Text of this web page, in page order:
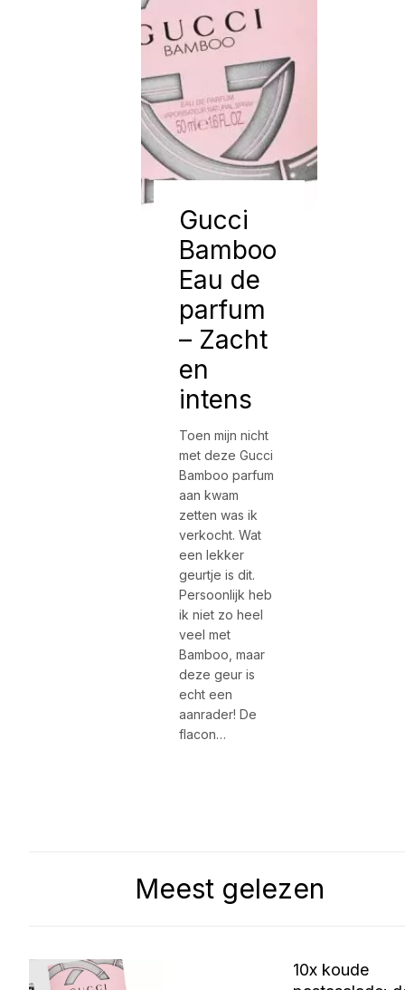
Gucci
Bamboo
Eau de
parfum
– Zacht
en
intens
Toen mijn nicht
met deze Gucci
Bamboo parfum
aan kwam
zetten was ik
verkocht. Wat
een lekker
geurtje is dit.
Persoonlijk heb
ik niet zo heel
veel met
Bamboo, maar
deze geur is
echt een
aanrader! De
flacon…
Meest gelezen
10x koude